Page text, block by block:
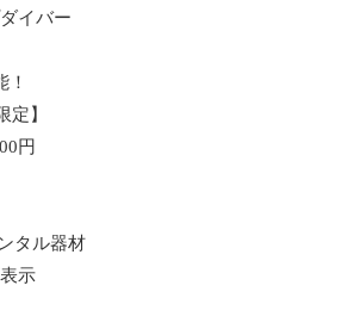
イバー
！
定】
円
タル器材
示